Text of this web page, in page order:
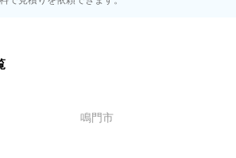
鳴門市